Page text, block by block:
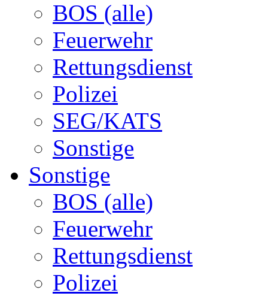
BOS (alle)
Feuerwehr
Rettungsdienst
Polizei
SEG/KATS
Sonstige
Sonstige
BOS (alle)
Feuerwehr
Rettungsdienst
Polizei